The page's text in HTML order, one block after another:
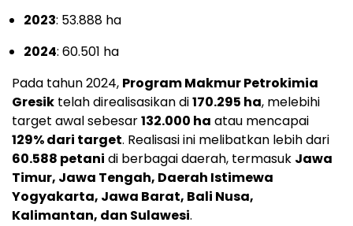
2023: 53.888 ha
2024: 60.501 ha
Pada tahun 2024, Program Makmur Petrokimia
Gresik telah direalisasikan di170.295 ha, melebihi
target awal sebesar132.000 ha atau mencapai
129% dari target. Realisasi ini melibatkan lebih dari
60.588 petani di berbagai daerah, termasuk Jawa
Timur, Jawa Tengah, Daerah Istimewa
Yogyakarta, Jawa Barat, Bali Nusa,
Kalimantan, dan Sulawesi.